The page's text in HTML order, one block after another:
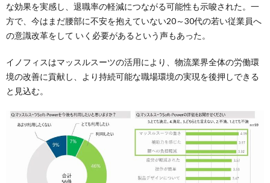
な効果を実感し、退職率の軽減につながる可能性も示唆された。一
方で、今はまだ腰部に不安を抱えていない20～30代の若い従業員へ
の意識改革をして いく必要があるという声もあった。
イノフィスはマッスルスーツの活用により、物流業界全体の労働環
境の改善に貢献し、より持続可能な職場環境の実現を後押しできる
と見込む。